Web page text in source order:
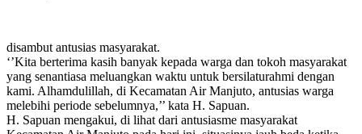
disambut antusias masyarakat.
‘’Kita berterima kasih banyak kepada warga dan tokoh masyarakat
yang senantiasa meluangkan waktu untuk bersilaturahmi dengan
kami. Alhamdulillah, di Kecamatan Air Manjuto, antusias warga
melebihi periode sebelumnya,’’ kata H. Sapuan.
H. Sapuan mengakui, di lihat dari antusiasme masyarakat